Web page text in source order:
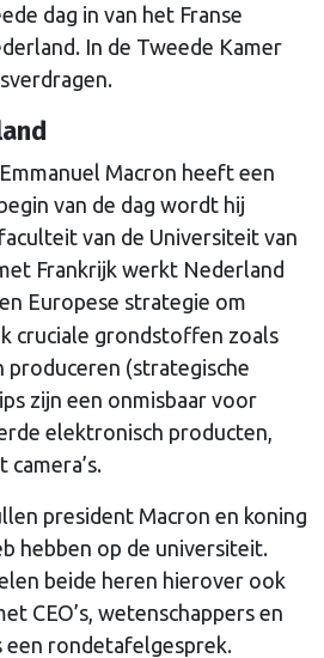
dag in van het Franse
In de Tweede Kamer
Macron heeft een
van de dag wordt hij
van de Universiteit van
Frankrijk werkt Nederland
Europese strategie om
cruciale grondstoffen zoals
produceren (strategische
zijn een onmisbaar voor
elektronisch producten,
camera’s.
president Macron en koning
hebben op de universiteit.
beide heren hierover ook
CEO’s, wetenschappers en
een rondetafelgesprek.